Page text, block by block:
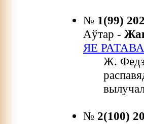
№ 1(99)
Аўтар -
ЯЕ
Ж.
№ 2(100)